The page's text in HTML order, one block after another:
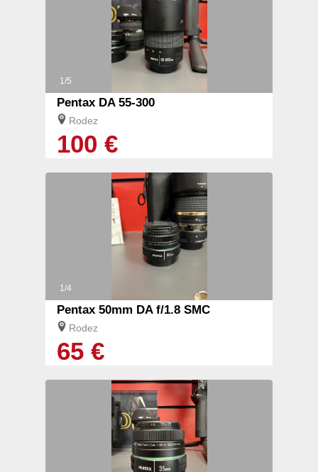
1/5
Pentax DA 55-300
Rodez
100 €
1/4
Pentax 50mm DA f/1.8 SMC
Rodez
65 €